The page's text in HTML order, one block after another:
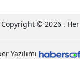
Copyright © 2026 . Her
Yazılımı